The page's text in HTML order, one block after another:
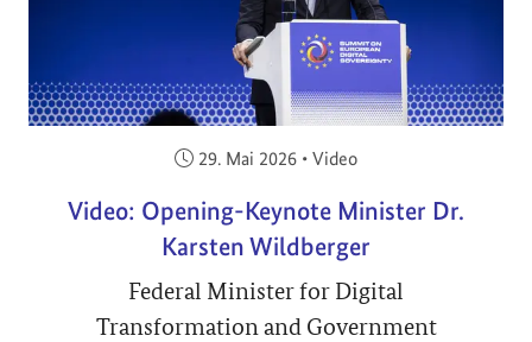
Veröffentlicht am:
29. Mai 2026 • Video
Video: Opening-Keynote Minister Dr.
Karsten Wildberger
Federal Minister for Digital
Transformation and Government